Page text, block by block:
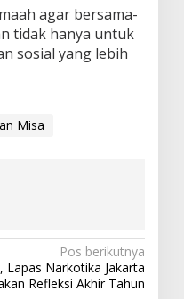
agar bersama-
tidak hanya untuk
sosial yang lebih
Misa
Pos berikutnya
Lapas Narkotika Jakarta
Refleksi Akhir Tahun